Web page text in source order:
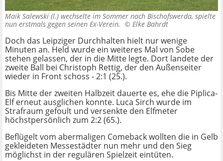
Maik Salewski (l.) wechselte im Sommer nach Bischofswerda, spielte
nun erstmals gegen seinen Ex-Verein. © Elke Bahrdt
Doch das Leipziger Durchhalten hielt nur wenige
Minuten an. Held wurde ein weiteres Mal von Sobe
stehen gelassen, der in die Mitte legte. Dort landete der
zweite Ball bei Christoph Rettig, der den Außenseiter
wieder in Front schoss - 2:1 (25.).
Bis Mitte der zweiten Halbzeit dauerte es, ehe die Piplica-
Elf erneut ausglichen konnte. Luca Sirch wurde im
Strafraum gefoult und versenkte den Elfmeter
höchstpersönlich zum 2:2 (65.).
Beflügelt vom abermaligen Comeback wollten die in Gelb
gekleideten Messestädter nun mehr und den Sieg
möglichst in der regulären Spielzeit eintüten.